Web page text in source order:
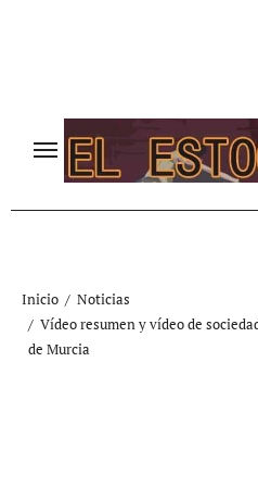
Inicio
Noticias
Vídeo resumen y vídeo de
de Murcia